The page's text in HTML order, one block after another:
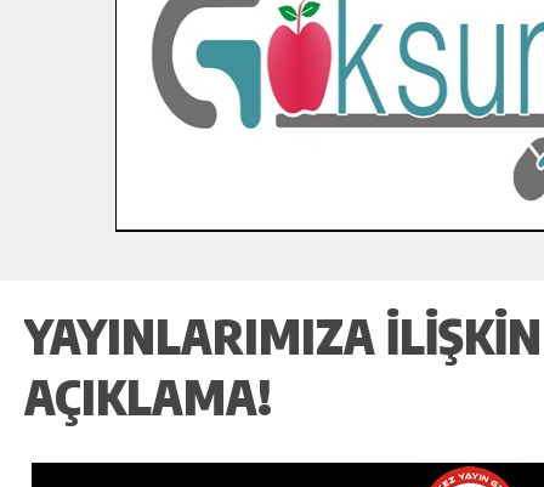
Bertiz’in Yeni Köprüsünde Sona Doğru.
YAYINLARIMIZA
AÇIKLAMA!